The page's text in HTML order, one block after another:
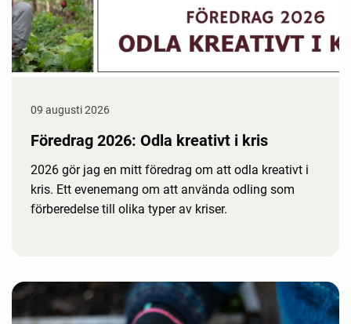
09 augusti 2026
Föredrag 2026: Odla kreativt i kris
2026 gör jag en mitt föredrag om att odla kreativt i
kris. Ett evenemang om att använda odling som
förberedelse till olika typer av kriser.